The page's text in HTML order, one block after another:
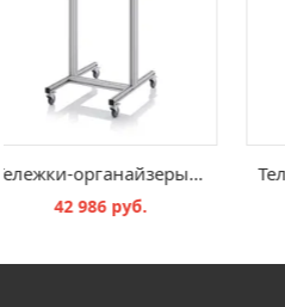
42 986 руб.